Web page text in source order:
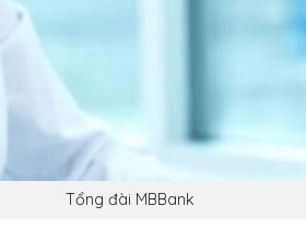
Tổng đài MBBank